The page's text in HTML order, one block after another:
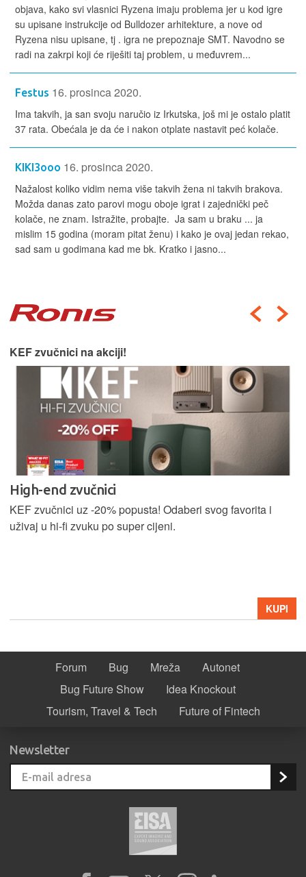
objava, kako svi vlasnici Ryzena imaju problema jer u kod igre
su upisane instrukcije od Bulldozer arhitekture, a nove od
Ryzena nisu upisane, tj . igra ne prepoznaje SMT. Navodno se
radi na zakrpi koji će riješiti taj problem, u međuvrem...
Festus 16. prosinca 2020.
Ima takvih, ja san svoju naručio iz Irkutska, još mi je ostalo platit
37 rata. Obećala je da će i nakon otplate nastavit peć kolače.
KIKI3ooo 16. prosinca 2020.
Nažalost koliko vidim nema više takvih žena ni takvih brakova.
Možda danas zato parovi mogu oboje igrat i zajednički peč
kolače, ne znam. Istražite, probajte. Ja sam u braku ... ja
mislim 15 godina (moram pitat ženu) i kako je ovaj jedan rekao,
sad sam u godimana kad me bk. Kratko i jasno...
Harman Kardon car audio.
Pošalji nam upit za stručnu ugradnju u Zagrebu.
Počasti sebe i svoj auto premium Harman Kardon zvukom
uz -40% popusta!
KUPI
Forum Bug Mreža
Autonet
Bug Future Show
Idea Knockout
Tourism, Travel & Tech
Future of Fintech
Newsletter